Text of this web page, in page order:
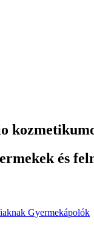
és
Gyermekápolók